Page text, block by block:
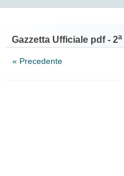
Gazzetta Ufficiale pdf - 2a
« Precedente